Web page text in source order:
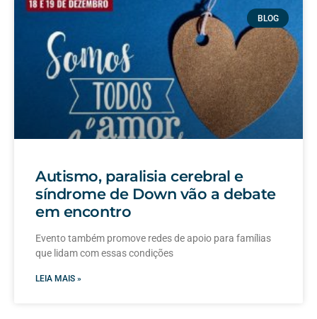
BLOG
Autismo, paralisia cerebral e
síndrome de Down vão a debate
em encontro
Evento também promove redes de apoio para famílias
que lidam com essas condições
LEIA MAIS »